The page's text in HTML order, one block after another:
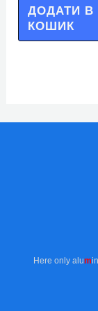
ДОДАТИ В
КОШИК
Here only alum